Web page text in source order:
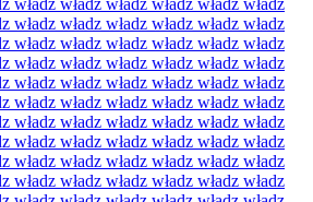
władz władz władz władz władz władz
władz władz władz władz władz władz
władz władz władz władz władz władz
władz władz władz władz władz władz
władz władz władz władz władz władz
władz władz władz władz władz władz
władz władz władz władz władz władz
władz władz władz władz władz władz
władz władz władz władz władz władz
władz władz władz władz władz władz